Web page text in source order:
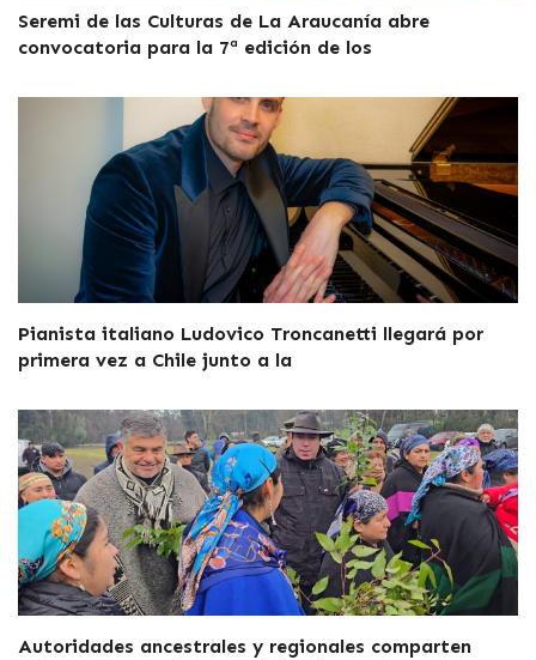
Seremi de las Culturas de La Araucanía abre
convocatoria para la 7ª edición de los
Pianista italiano Ludovico Troncanetti llegará por
primera vez a Chile junto a la
Autoridades ancestrales y regionales comparten